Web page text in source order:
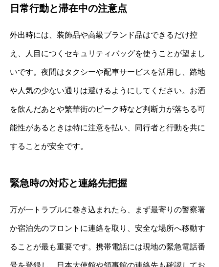
日常行動と滞在中の注意点
外出時には、装飾品や高級ブランド品はできるだけ控
え、人目につくセキュリティバッグを使うことが望まし
いです。夜間はタクシーや配車サービスを活用し、路地
や人気の少ない通りは避けるようにしてください。お酒
を飲んだあとや繁華街のピーク時など判断力が落ちる可
能性があるときは特に注意を払い、同行者と行動を共に
することが安全です。
緊急時の対応と連絡先把握
万が一トラブルに巻き込まれたら、まず最寄りの警察署
か宿泊先のフロントに連絡を取り、安全な場所へ移動す
ることが最も重要です。携帯電話には現地の緊急電話番